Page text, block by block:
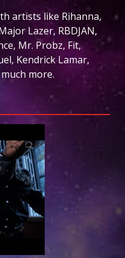
artists like Rihanna,
Lazer, RBDJAN,
Mr. Probz, Fit,
Kendrick Lamar,
more.